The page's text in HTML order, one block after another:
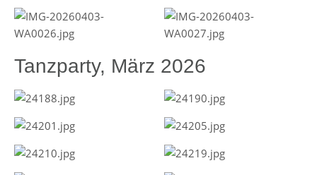
Tanzparty, März 2026